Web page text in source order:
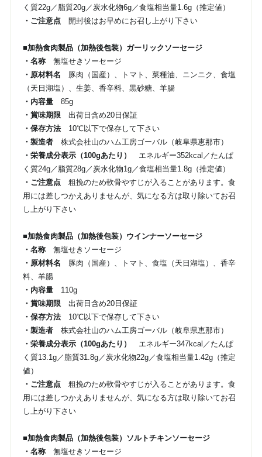
く質22g／脂質20g／炭水化物6g／食塩相当量1.6g（推定値）
・ご注意点 開封後はお早めにお召し上がり下さい
■加熱食肉製品（加熱後包装）ガーリックソーセージ
・名称無塩せきソーセージ
・原材料名 豚肉（国産）、トマト、菜種油、ニンニク、食塩
（天日湖塩）、生姜、香辛料、黒砂糖、羊腸
・内容量85g
・賞味期限 出荷日含め20日保証
・保存方法10℃以下で保存して下さい
・製造者株式会社山のハム工房ゴーバル（岐阜県恵那市）
・栄養成分表示（100gあたり）
エネルギー352kcal／たんぱ
く質24g／脂質28g／炭水化物1g／食塩相当量1.8g（推定値）
・ご注意点 粗挽のため軟骨やすじが入ることがあります。食
用には差しつかえありませんが、気になる方は取り除いてお召
し上がり下さい
■加熱食肉製品（加熱後包装）ウインナーソーセージ
・名称無塩せきソーセージ
・原材料名 豚肉（国産）、トマト、食塩（天日湖塩）、香辛
料、羊腸
・内容量110g
・賞味期限 出荷日含め20日保証
・保存方法10℃以下で保存して下さい
・製造者株式会社山のハム工房ゴーバル（岐阜県恵那市）
・栄養成分表示（100gあたり）
エネルギー347kcal／たんぱ
く質13.1g／脂質31.8g／炭水化物22g／食塩相当量1.42g（推定
値）
・ご注意点 粗挽のため軟骨やすじが入ることがあります。食
用には差しつかえありませんが、気になる方は取り除いてお召
し上がり下さい
■加熱食肉製品（加熱後包装）ソルトチキンソーセージ
・名称無塩せきソーセージ